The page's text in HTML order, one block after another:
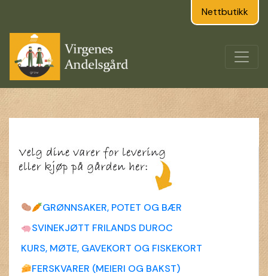
Nettbutikk
GRØNNSAKER, POTET OG BÆR
SVINEKJØTT FRILANDS DUROC
KURS, MØTE, GAVEKORT OG FISKEKORT
FERSKVARER (MEIERI OG BAKST)